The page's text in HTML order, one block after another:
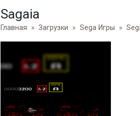
Sagaia
Главная Загрузки Sega Игры